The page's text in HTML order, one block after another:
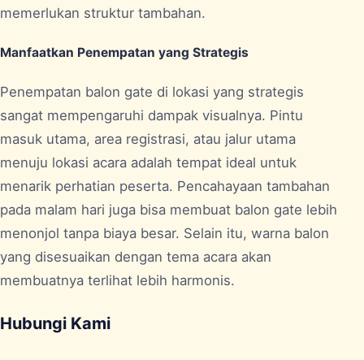
memerlukan struktur tambahan.
Manfaatkan Penempatan yang Strategis
Penempatan balon gate di lokasi yang strategis
sangat mempengaruhi dampak visualnya. Pintu
masuk utama, area registrasi, atau jalur utama
menuju lokasi acara adalah tempat ideal untuk
menarik perhatian peserta. Pencahayaan tambahan
pada malam hari juga bisa membuat balon gate lebih
menonjol tanpa biaya besar. Selain itu, warna balon
yang disesuaikan dengan tema acara akan
membuatnya terlihat lebih harmonis.
Hubungi Kami